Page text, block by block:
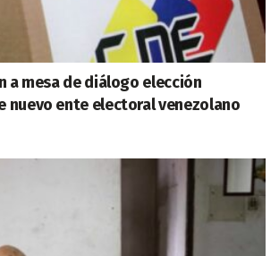
a mesa de diálogo elección
nuevo ente electoral venezolano